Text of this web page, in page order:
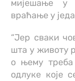
мијешање у
враћање у
“Јер сваки
шта у животу
о њему
одлуке које